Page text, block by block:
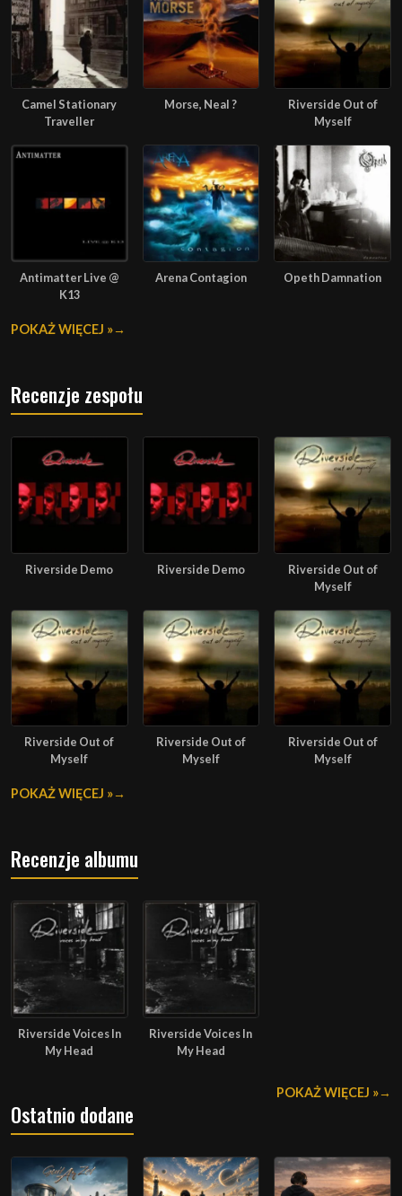
Camel Stationary
Traveller
Morse, Neal ?
Riverside Out of
Myself
Antimatter Live @
K13
Arena Contagion Opeth Damnation
POKAŻ WIĘCEJ »
Recenzje zespołu
Riverside Demo Riverside Demo
Riverside Out of
Myself
Riverside Out of
Myself
Riverside Out of
Myself
Riverside Out of
Myself
POKAŻ WIĘCEJ »
Recenzje albumu
Riverside Voices In
My Head
Riverside Voices In
My Head
POKAŻ WIĘCEJ »
Ostatnio dodane